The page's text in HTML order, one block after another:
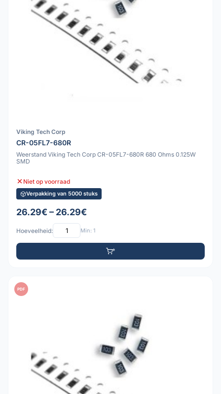
Viking Tech Corp
CR-05FL7-680R
Weerstand Viking Tech Corp CR-05FL7-680R 680 Ohms 0.125W
SMD
Niet op voorraad
Verpakking van 5000 stuks
26.29€ – 26.29€
Hoeveelheid: Min: 1
PDF